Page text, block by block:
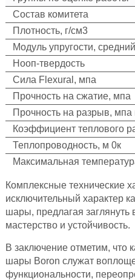
Состав комитета
Плотность, г/см3
Модуль упругости,
Нооп-твердость
Сила Flexural, мпа
Прочность на сжатие, мпа
Прочность на разрыв, мпа
Коэффициент теплового
Теплопроводность, м 0к
Максимальная
Комплексные технические
исключительный характер
шары, предлагая заглянуть
мастерство и устойчивость.
В заключение отметим, что
шары Boron служат
функциональности,